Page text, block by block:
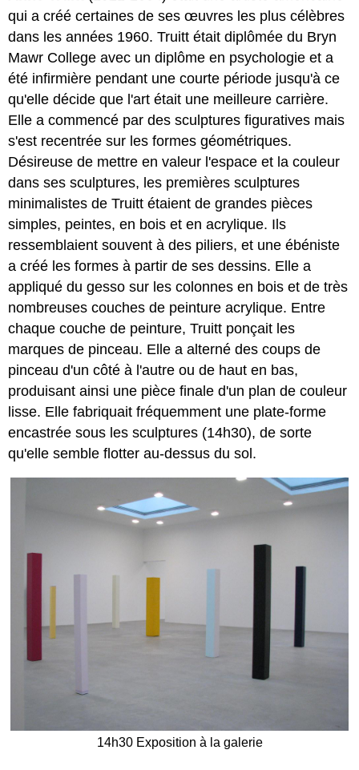
qui a créé certaines de ses œuvres les plus célèbres
dans les années 1960. Truitt était diplômée du Bryn
Mawr College avec un diplôme en psychologie et a
été infirmière pendant une courte période jusqu'à ce
qu'elle décide que l'art était une meilleure carrière.
Elle a commencé par des sculptures figuratives mais
s'est recentrée sur les formes géométriques.
Désireuse de mettre en valeur l'espace et la couleur
dans ses sculptures, les premières sculptures
minimalistes de Truitt étaient de grandes pièces
simples, peintes, en bois et en acrylique. Ils
ressemblaient souvent à des piliers, et une ébéniste
a créé les formes à partir de ses dessins. Elle a
appliqué du gesso sur les colonnes en bois et de très
nombreuses couches de peinture acrylique. Entre
chaque couche de peinture, Truitt ponçait les
marques de pinceau. Elle a alterné des coups de
pinceau d'un côté à l'autre ou de haut en bas,
produisant ainsi une pièce finale d'un plan de couleur
lisse. Elle fabriquait fréquemment une plate-forme
encastrée sous les sculptures (14h30), de sorte
qu'elle semble flotter au-dessus du sol.
14h30 Exposition à la galerie